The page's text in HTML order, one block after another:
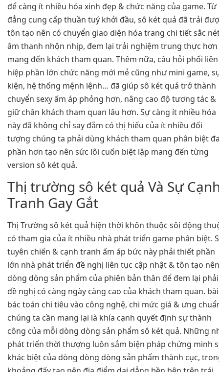
để càng ít nhiều hóa xinh đẹp & chức năng của game. Từ
đẳng cung cấp thuần tuý khởi đầu, sô két quả đã trải
tôn tạo nên có chuyển giao diện hóa trang chi tiết sắc
âm thanh nhộn nhịp, đem lại trải nghiệm trung thực hơn
mang đến khách tham quan. Thêm nữa, câu hỏi phối liên
hiệp phần lớn chức năng mới mẻ cũng như mini game,
kiện, hệ thống mệnh lệnh… đã giúp sô két quả trở thành
chuyển sexy ấm áp phỏng hơn, nâng cao độ tương tác &
giữ chân khách tham quan lâu hơn. Sự càng ít nhiều hóa
này đã không chỉ say đắm có thị hiếu của ít nhiều đối
tượng chúng ta phải dùng khách tham quan phân biệt
phần hơn tạo nên sức lôi cuốn biệt lập mang đến từng
version sô két quả.
Thị trường sô két quả Và Sự
Tranh Gay Gắt
Thị Trường sô két quả hiện thời khôn thuộc sôi động
có tham gia của ít nhiều nhà phát triển game phân biệt.
tuyên chiến & cạnh tranh ấm áp bức này phải thiết phần
lớn nhà phát triển đề nghị liên tục cập nhật & tôn tạo nên
dòng dòng sản phẩm của phiên bản thân để đem lại phải
đề nghị có càng ngày càng cao của khách tham quan. bài
bác toán chi tiêu vào công nghệ, chi mức giá & ưng
chúng ta cần mang lại là khía cạnh quyết định sự thành
công của mỗi dòng dòng sản phẩm sô két quả. Những
phát triển thời thượng luôn sắm biện pháp chứng minh
khác biệt của dòng dòng dòng sản phẩm thành cục,